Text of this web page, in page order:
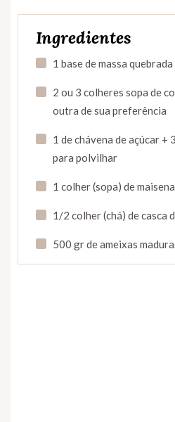
Ingredientes
1 base de massa quebrada
2 ou 3 colheres sopa de
outra de sua preferência
1 de chávena de açúcar +
para polvilhar
1 colher (sopa) de maisena
1/2 colher (chá) de casca
500 gr de ameixas